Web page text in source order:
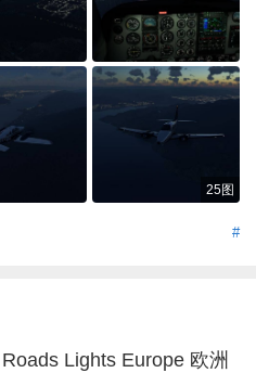
25图
#
Lights Europe 欧洲